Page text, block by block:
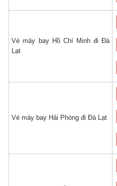
Vé máy bay Hồ Chí Minh đi Đà
Lạt
Vé máy bay Hải Phòng đi Đà Lạt